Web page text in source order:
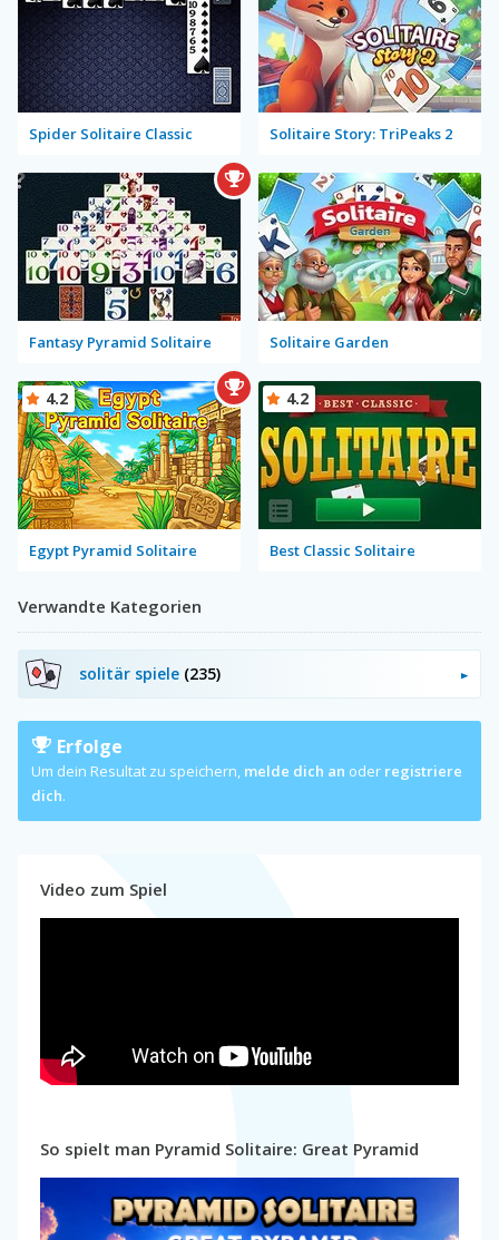
Spider Solitaire Classic Solitaire Story: TriPeaks 2
Fantasy Pyramid Solitaire Solitaire Garden
Egypt Pyramid Solitaire
4.2
Best Classic Solitaire
4.2
Verwandte Kategorien
solitär spiele (235)
Erfolge
Um dein Resultat zu speichern, melde dich an oder registriere
dich.
Video zum Spiel
So spielt man Pyramid Solitaire: Great Pyramid